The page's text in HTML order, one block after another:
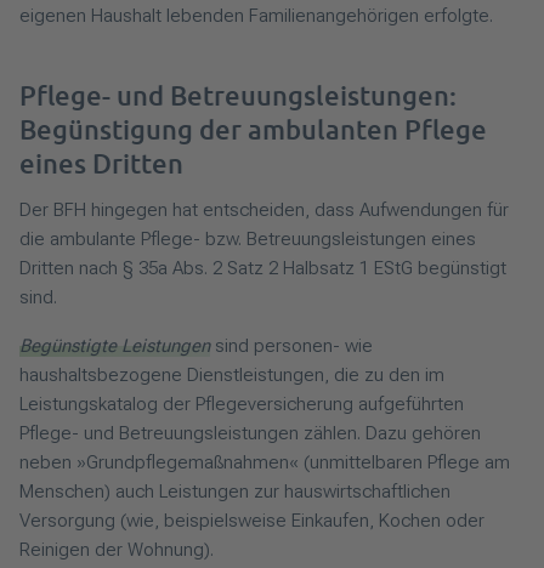
eigenen Haushalt lebenden Familienangehörigen erfolgte.
Pflege- und Betreuungsleistungen:
Begünstigung der ambulanten Pflege
eines Dritten
Der BFH hingegen hat entscheiden, dass Aufwendungen für
die ambulante Pflege- bzw. Betreuungsleistungen eines
Dritten nach § 35a Abs. 2 Satz 2 Halbsatz 1 EStG begünstigt
sind.
Begünstigte Leistungensind personen- wie
haushaltsbezogene Dienstleistungen, die zu den im
Leistungskatalog der Pflegeversicherung aufgeführten
Pflege- und Betreuungsleistungen zählen. Dazu gehören
neben »Grundpflegemaßnahmen« (unmittelbaren Pflege am
Menschen) auch Leistungen zur hauswirtschaftlichen
Versorgung (wie, beispielsweise Einkaufen, Kochen oder
Reinigen der Wohnung).